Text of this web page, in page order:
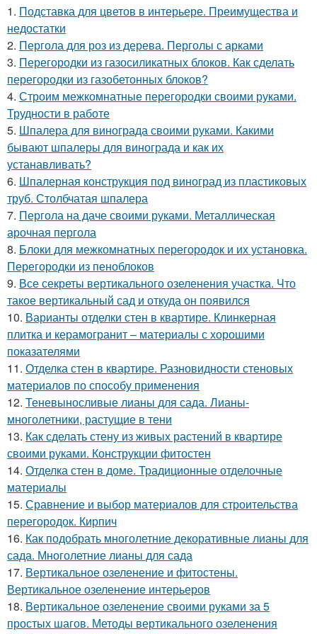
1. Подставка для цветов в интерьере. Преимущества и
недостатки
2. Пергола для роз из дерева. Перголы с арками
3. Перегородки из газосиликатных блоков. Как сделать
перегородки из газобетонных блоков?
4. Строим межкомнатные перегородки своими руками.
Трудности в работе
5. Шпалера для винограда своими руками. Какими
бывают шпалеры для винограда и как их
устанавливать?
6. Шпалерная конструкция под виноград из пластиковых
труб. Столбчатая шпалера
7. Пергола на даче своими руками. Металлическая
арочная пергола
8. Блоки для межкомнатных перегородок и их установка.
Перегородки из пеноблоков
9. Все секреты вертикального озеленения участка. Что
такое вертикальный сад и откуда он появился
10. Варианты отделки стен в квартире. Клинкерная
плитка и керамогранит – материалы с хорошими
показателями
11. Отделка стен в квартире. Разновидности стеновых
материалов по способу применения
12. Теневыносливые лианы для сада. Лианы-
многолетники, растущие в тени
13. Как сделать стену из живых растений в квартире
своими руками. Конструкции фитостен
14. Отделка стен в доме. Традиционные отделочные
материалы
15. Сравнение и выбор материалов для строительства
перегородок. Кирпич
16. Как подобрать многолетние декоративные лианы для
сада. Многолетние лианы для сада
17. Вертикальное озеленение и фитостены.
Вертикальное озеленение интерьеров
18. Вертикальное озеленение своими руками за 5
простых шагов. Методы вертикального озеленения